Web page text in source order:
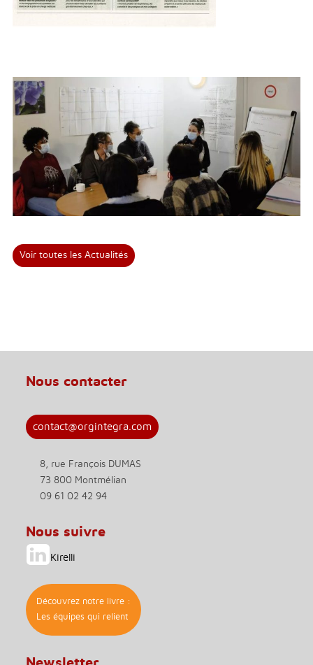
Voir toutes les Actualités
Nous contacter
contact@orgintegra.com
8, rue François DUMAS
73 800 Montmélian
09 61 02 42 94
Nous suivre
Kirelli
Découvrez notre livre :
Les équipes qui relient